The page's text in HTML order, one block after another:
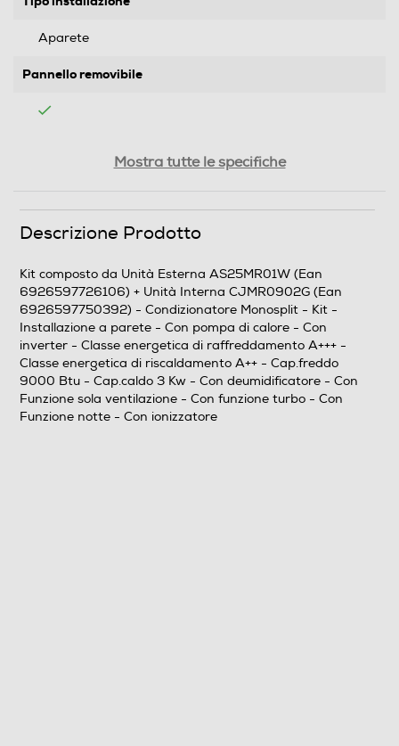
Aparete
Pannello removibile
Prestazioni
Raffreddamento nominale-Btu h
9000
Riscaldamento nominale-Kw
3
Coefficiente SEER
Mostra tutte le specifiche
Descrizione Prodotto
Kit composto da Unità Esterna AS25MR01W (Ean
6926597726106) + Unità Interna CJMR0902G (Ean
6926597750392) - Condizionatore Monosplit - Kit -
Installazione a parete - Con pompa di calore - Con
inverter - Classe energetica di raffreddamento A+++ -
Classe energetica di riscaldamento A++ - Cap.freddo
9000 Btu - Cap.caldo 3 Kw - Con deumidificatore - Con
Funzione sola ventilazione - Con funzione turbo - Con
Funzione notte - Con ionizzatore